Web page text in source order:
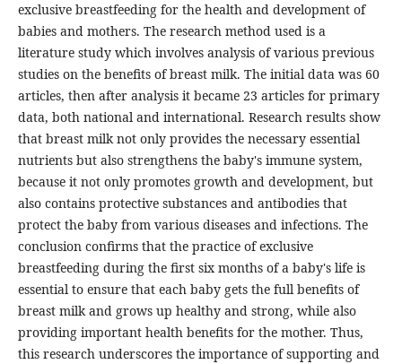
exclusive breastfeeding for the health and development of
babies and mothers. The research method used is a
literature study which involves analysis of various previous
studies on the benefits of breast milk. The initial data was 60
articles, then after analysis it became 23 articles for primary
data, both national and international. Research results show
that breast milk not only provides the necessary essential
nutrients but also strengthens the baby's immune system,
because it not only promotes growth and development, but
also contains protective substances and antibodies that
protect the baby from various diseases and infections. The
conclusion confirms that the practice of exclusive
breastfeeding during the first six months of a baby's life is
essential to ensure that each baby gets the full benefits of
breast milk and grows up healthy and strong, while also
providing important health benefits for the mother. Thus,
this research underscores the importance of supporting and